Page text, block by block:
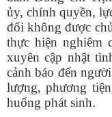
ủy, chính quyền,
đối không được
thực hiện nghiêm
xuyên cập nhật
cảnh báo đến
lượng, phương
huống phát sinh.